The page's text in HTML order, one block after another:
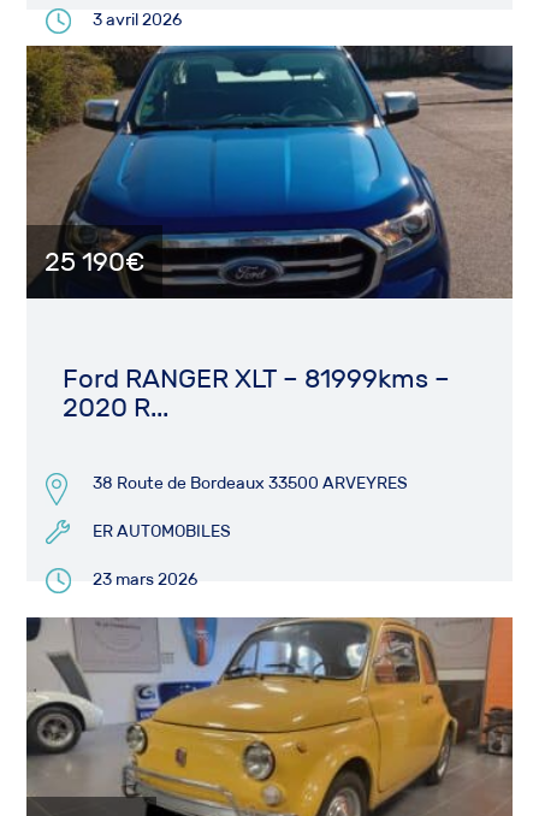
3 avril 2026
25 190€
Ford RANGER XLT – 81999kms –
2020 R...
38 Route de Bordeaux 33500 ARVEYRES
ER AUTOMOBILES
23 mars 2026